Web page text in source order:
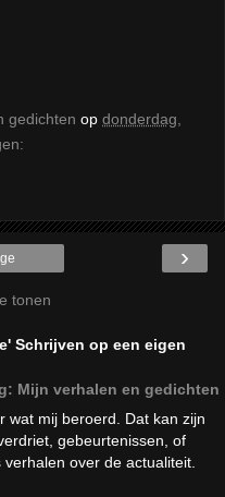
gedichten op donderdag,
›
tonen
Schrijven op een eigen
Mijn verhalen en gedichten
wat mij beroerd. Dat kan zijn
gebeurtenissen, of
over de actualiteit.